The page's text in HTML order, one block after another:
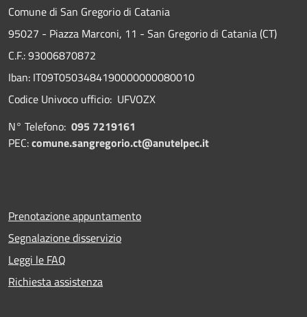
Comune di San Gregorio di Catania
95027 - Piazza Marconi, 11 - San Gregorio di Catania (CT)
C.F.: 93006870872
Iban: IT09T0503484190000000080010
Codice Univoco ufficio: UFVOZX
N° Telefono: 095 7219161
PEC:comune.sangregorio.ct@anutelpec.it
Prenotazione appuntamento
Segnalazione disservizio
Leggi le FAQ
Richiesta assistenza